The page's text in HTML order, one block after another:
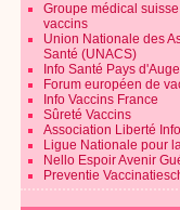
Groupe médical
vaccins
Union Nationale des
Santé (UNACS)
Info Santé Pays d'Auge
Forum européen de
Info Vaccins France
Sûreté Vaccins
Association Liberté
Ligue Nationale pour
Nello Espoir Avenir
Preventie